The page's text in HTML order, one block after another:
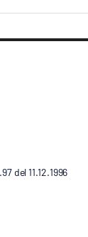
del 11.12.1996